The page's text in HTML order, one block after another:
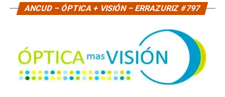
ANCUD – ÓPTICA + VISIÓN – ERRAZURIZ #797